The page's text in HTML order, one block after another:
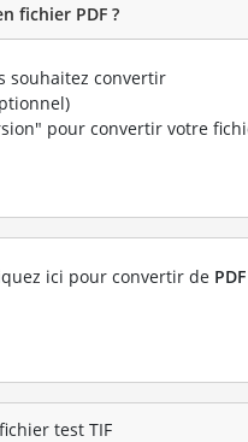
fichier PDF ?
souhaitez convertir
pour convertir votre
ici pour convertir de
test TIF